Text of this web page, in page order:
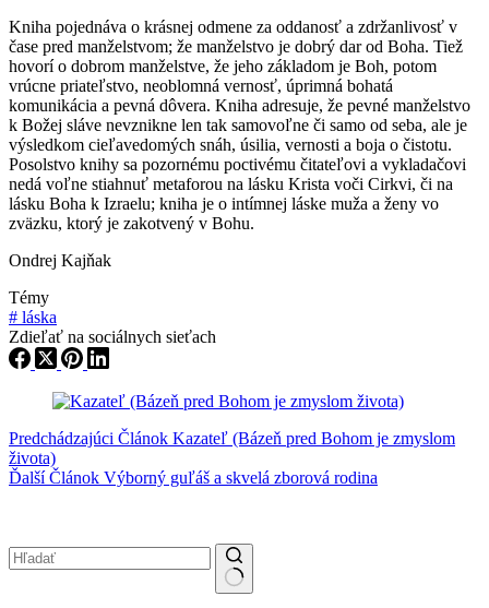
Kniha pojednáva o krásnej odmene za oddanosť a zdržanlivosť v
čase pred manželstvom; že manželstvo je dobrý dar od Boha. Tiež
hovorí o dobrom manželstve, že jeho základom je Boh, potom
vrúcne priateľstvo, neoblomná vernosť, úprimná bohatá
komunikácia a pevná dôvera. Kniha adresuje, že pevné manželstvo
k Božej sláve nevznikne len tak samovoľne či samo od seba, ale je
výsledkom cieľavedomých snáh, úsilia, vernosti a boja o čistotu.
Posolstvo knihy sa pozornému poctivému čitateľovi a vykladačovi
nedá voľne stiahnuť metaforou na lásku Krista voči Cirkvi, či na
lásku Boha k Izraelu; kniha je o intímnej láske muža a ženy vo
zväzku, ktorý je zakotvený v Bohu.
Ondrej Kajňak
Témy
# láska
Zdieľať na sociálnych sieťach
Predchádzajúci Článok Kazateľ (Bázeň pred Bohom je zmyslom
života)
ĎalšíČlánok Výborný guľáš a skvelá zborová rodina